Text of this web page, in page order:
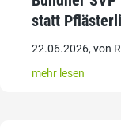
statt
22.06.2026, von
mehr lesen